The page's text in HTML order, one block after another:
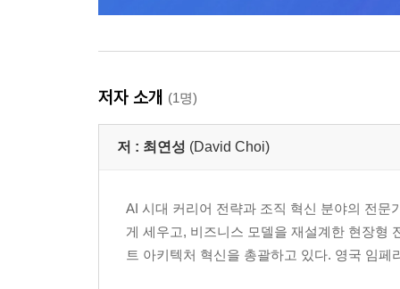
저자 소개 (1명)
저 : 최연성 (David Choi)
AI 시대 커리어 전략과 조직 혁신 분야의 전문
게 세우고, 비즈니스 모델을 재설계한 현장형
트 아키텍처 혁신을 총괄하고 있다. 영국 임